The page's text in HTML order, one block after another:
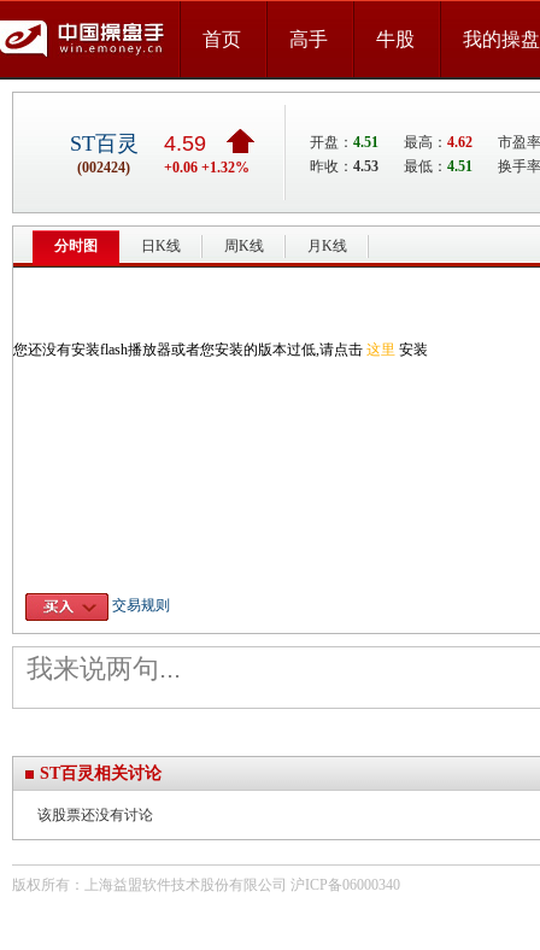
首页 高手 牛股 我的操
ST百灵
(002424)
4.59
+0.06 +1.32%
开盘： 4.51 最高： 4.62
市盈
昨收： 4.53 最低： 4.51 换手
分时图 日K线 周K线 月K线
您还没有安装flash播放器或者您安装的版本过低,请点击 这里 安装
交易规则
ST百灵相关讨论
该股票还没有讨论
版权所有：上海益盟软件技术股份有限公司 沪ICP备06000340